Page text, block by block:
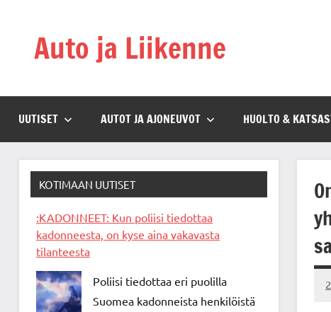
contentAuto ja Liikenne
UUTISET AUTOT JA AJONEUVOT HUOLTO &
KOTIMAAN UUTISET
:KADONNEET: Kun poliisi tiedottaa
kadonneesta, on kyse aina vakavasta
tilanteesta
Poliisi tiedottaa eri puolilla
Suomea kadonneista henkilöistä